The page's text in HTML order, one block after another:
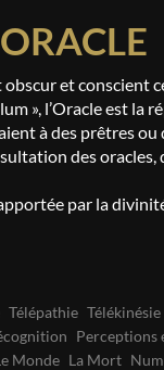
ORACLE
et conscient
», l’Oracle est
à des prêtres
des
par la
Télépathie Télékinésie
Perceptions
Monde La Mort